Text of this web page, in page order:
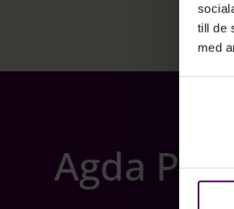
till de
med
Agda PS